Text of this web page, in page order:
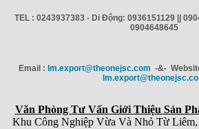
TEL : 0243937383 - Di Động: 0936151129 ||
0904648645
Email : Im.export@theonejsc.com -&-
Văn Phòng Tư Vấn Giới Thiệu Sản
Khu Công Nghiệp Vừa Và Nhỏ Từ